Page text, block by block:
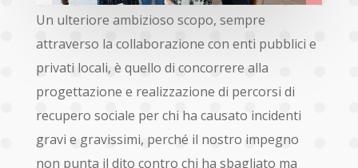
Un ulteriore ambizioso scopo, sempre
attraverso la collaborazione con enti pubblici e
privati locali, è quello di concorrere alla
progettazione e realizzazione di percorsi di
recupero sociale per chi ha causato incidenti
gravi e gravissimi, perché il nostro impegno
non punta il dito contro chi ha sbagliato ma